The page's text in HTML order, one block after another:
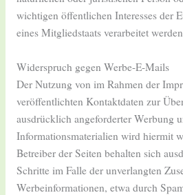
wichtigen öffentlichen Interesses der
eines Mitgliedstaats verarbeitet
Widerspruch gegen Werbe-E-Mails
Der Nutzung von im Rahmen der
veröffentlichten Kontaktdaten zur
ausdrücklich angeforderter Werbung
Informationsmaterialien wird hiermit
Betreiber der Seiten behalten sich
Schritte im Falle der unverlangten
Werbeinformationen, etwa durch